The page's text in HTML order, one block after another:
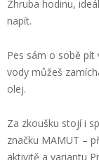
Zhruba hodinu,
napít.
Pes sám o sobě
vody můžeš
olej.
Za zkoušku stojí i
značku MAMUT –
aktivitě a variantu